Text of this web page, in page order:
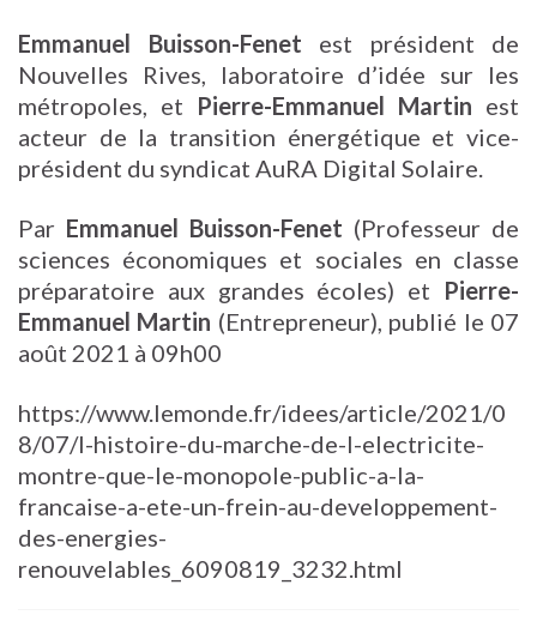
Emmanuel Buisson-Fenet est président de
Nouvelles Rives, laboratoire d’idée sur les
métropoles, et Pierre-Emmanuel Martin est
acteur de la transition énergétique et vice-
président du syndicat AuRA Digital Solaire.
Par Emmanuel Buisson-Fenet (Professeur de
sciences économiques et sociales en classe
préparatoire aux grandes écoles) et Pierre-
Emmanuel Martin (Entrepreneur), publié le 07
août 2021 à 09h00
https://www.lemonde.fr/idees/article/2021/0
8/07/l-histoire-du-marche-de-l-electricite-
montre-que-le-monopole-public-a-la-
francaise-a-ete-un-frein-au-developpement-
des-energies-
renouvelables_6090819_3232.html